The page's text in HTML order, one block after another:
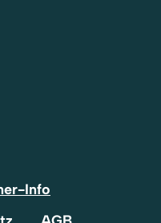
Info